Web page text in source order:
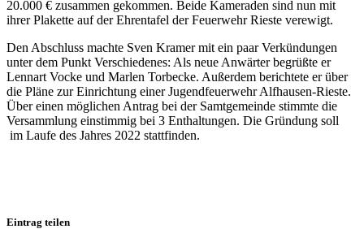
20.000 € zusammen gekommen. Beide Kameraden sind nun mit
ihrer Plakette auf der Ehrentafel der Feuerwehr Rieste verewigt.
Den Abschluss machte Sven Kramer mit ein paar Verkündungen
unter dem Punkt Verschiedenes: Als neue Anwärter begrüßte er
Lennart Vocke und Marlen Torbecke. Außerdem berichtete er über
die Pläne zur Einrichtung einer Jugendfeuerwehr Alfhausen-Rieste.
Über einen möglichen Antrag bei der Samtgemeinde stimmte die
Versammlung einstimmig bei 3 Enthaltungen. Die Gründung soll
im Laufe des Jahres 2022 stattfinden.
Eintrag teilen